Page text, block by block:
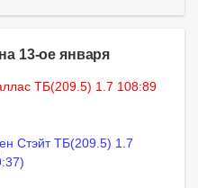
13-ое января
ТБ(209.5) 1.7 108:89
Стэйт ТБ(209.5) 1.7